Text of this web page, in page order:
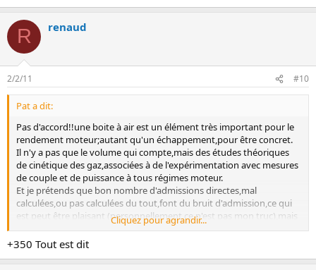
R renaud
2/2/11 #10
Pat a dit:
Pas d'accord!!une boite à air est un élément très important pour le
rendement moteur;autant qu'un échappement,pour être concret.
Il n'y a pas que le volume qui compte,mais des études théoriques
de cinétique des gaz,associées à de l'expérimentation avec mesures
de couple et de puissance à tous régimes moteur.
Et je prétends que bon nombre d'admissions directes,mal
calculées,ou pas calculées du tout,font du bruit d'admission,ce qui
est peut être plaisant (personnellement,ce n'est pas mon truc),mais
pour ce qui est de l 'amélioration des performances moteur,je
demande à voir des résultats de mesures!!
Cliquez pour agrandir...
+350 Tout est dit